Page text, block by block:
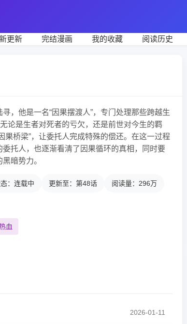
更新 完结漫画 我的收藏 阅读历史
寻，他是一名“因果摆渡人”，专门处理那些跨越生
论是生者对死者的亏欠，还是前世对今生的羁
果桥梁”，让委托人完成特殊的偿还。在这一过程
托人，也逐渐看清了因果循环的真相，同时要
暗势力。
：连载中 更新至：第48话 阅读量：296万
血
2026-01-11